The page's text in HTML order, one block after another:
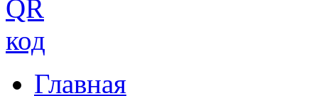
Главная